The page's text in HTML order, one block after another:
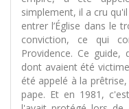
simplement, il a cru
entrer l’Église dans le
conviction, ce qui
Providence. Ce
dont avaient été
été appelé à la
pape. Et en 1981,